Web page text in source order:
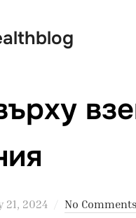
21, 2024 No Comments